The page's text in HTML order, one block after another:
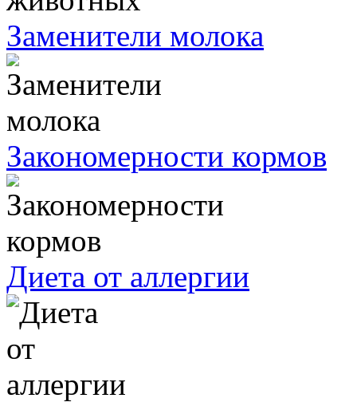
Заменители молока
Закономерности кормов
Диета от аллергии